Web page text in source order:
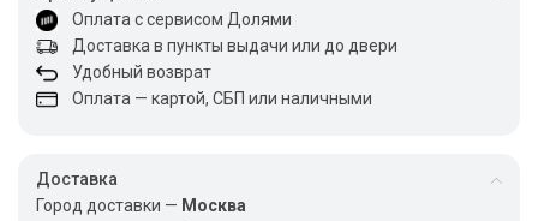
Оплата с сервисом Долями
Доставка в пункты выдачи или до двери
Удобный возврат
Оплата — картой, СБП или наличными
Доставка
Город доставки — Москва